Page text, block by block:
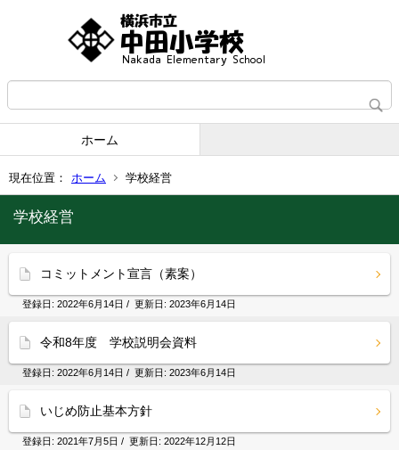
ホーム
現在位置： ホーム 学校経営
学校経営
コミットメント宣言（素案）
登録日: 2022年6月14日 / 更新日: 2023年6月14日
令和8年度 学校説明会資料
登録日: 2022年6月14日 / 更新日: 2023年6月14日
いじめ防止基本方針
登録日: 2021年7月5日 / 更新日: 2022年12月12日